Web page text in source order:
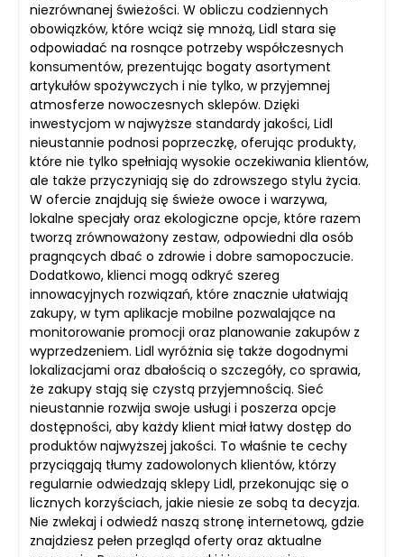
niezrównanej świeżości. W obliczu codziennych
obowiązków, które wciąż się mnożą, Lidl stara się
odpowiadać na rosnące potrzeby współczesnych
konsumentów, prezentując bogaty asortyment
artykułów spożywczych i nie tylko, w przyjemnej
atmosferze nowoczesnych sklepów. Dzięki
inwestycjom w najwyższe standardy jakości, Lidl
nieustannie podnosi poprzeczkę, oferując produkty,
które nie tylko spełniają wysokie oczekiwania klientów,
ale także przyczyniają się do zdrowszego stylu życia.
W ofercie znajdują się świeże owoce i warzywa,
lokalne specjały oraz ekologiczne opcje, które razem
tworzą zrównoważony zestaw, odpowiedni dla osób
pragnących dbać o zdrowie i dobre samopoczucie.
Dodatkowo, klienci mogą odkryć szereg
innowacyjnych rozwiązań, które znacznie ułatwiają
zakupy, w tym aplikacje mobilne pozwalające na
monitorowanie promocji oraz planowanie zakupów z
wyprzedzeniem. Lidl wyróżnia się także dogodnymi
lokalizacjami oraz dbałością o szczegóły, co sprawia,
że zakupy stają się czystą przyjemnością. Sieć
nieustannie rozwija swoje usługi i poszerza opcje
dostępności, aby każdy klient miał łatwy dostęp do
produktów najwyższej jakości. To właśnie te cechy
przyciągają tłumy zadowolonych klientów, którzy
regularnie odwiedzają sklepy Lidl, przekonując się o
licznych korzyściach, jakie niesie ze sobą ta decyzja.
Nie zwlekaj i odwiedź naszą stronę internetową, gdzie
znajdziesz pełen przegląd oferty oraz aktualne